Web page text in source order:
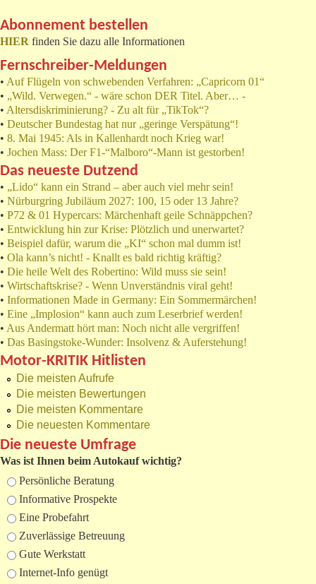
Abonnement bestellen
HIER finden Sie dazu alle Informationen
Fernschreiber-Meldungen
• Auf Flügeln von schwebenden Verfahren: „Capricorn 01“
• „Wild. Verwegen.“ - wäre schon DER Titel. Aber… -
• Altersdiskriminierung? - Zu alt für „TikTok“?
• Deutscher Bundestag hat nur „geringe Verspätung“!
• 8. Mai 1945: Als in Kallenhardt noch Krieg war!
• Jochen Mass: Der F1-“Malboro“-Mann ist gestorben!
Das neueste Dutzend
• „Lido“ kann ein Strand – aber auch viel mehr sein!
• Nürburgring Jubiläum 2027: 100, 15 oder 13 Jahre?
• P72 & 01 Hypercars: Märchenhaft geile Schnäppchen?
• Entwicklung hin zur Krise: Plötzlich und unerwartet?
• Beispiel dafür, warum die „KI“ schon mal dumm ist!
• Ola kann’s nicht! - Knallt es bald richtig kräftig?
• Die heile Welt des Robertino: Wild muss sie sein!
• Wirtschaftskrise? - Wenn Unverständnis viral geht!
• Informationen Made in Germany: Ein Sommermärchen!
• Eine „Implosion“ kann auch zum Leserbrief werden!
• Aus Andermatt hört man: Noch nicht alle vergriffen!
• Das Basingstoke-Wunder: Insolvenz & Auferstehung!
Motor-KRITIK Hitlisten
Die meisten Aufrufe
Die meisten Bewertungen
Die meisten Kommentare
Die neuesten Kommentare
Die neueste Umfrage
Was ist Ihnen beim Autokauf wichtig?
Auswahlmöglichkeiten
Persönliche Beratung
Informative Prospekte
Eine Probefahrt
Zuverlässige Betreuung
Gute Werkstatt
Internet-Info genügt